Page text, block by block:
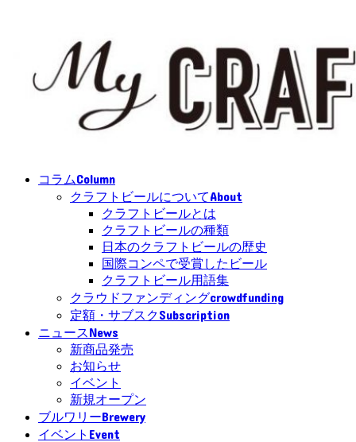
コラムColumn
クラフトビールについてAbout
クラフトビールとは
クラフトビールの種類
日本のクラフトビールの歴史
国際コンペで受賞したビール
クラフトビール用語集
クラウドファンディングcrowdfunding
定額・サブスクSubscription
ニュースNews
新商品発売
お知らせ
イベント
新規オープン
ブルワリーBrewery
イベント Event